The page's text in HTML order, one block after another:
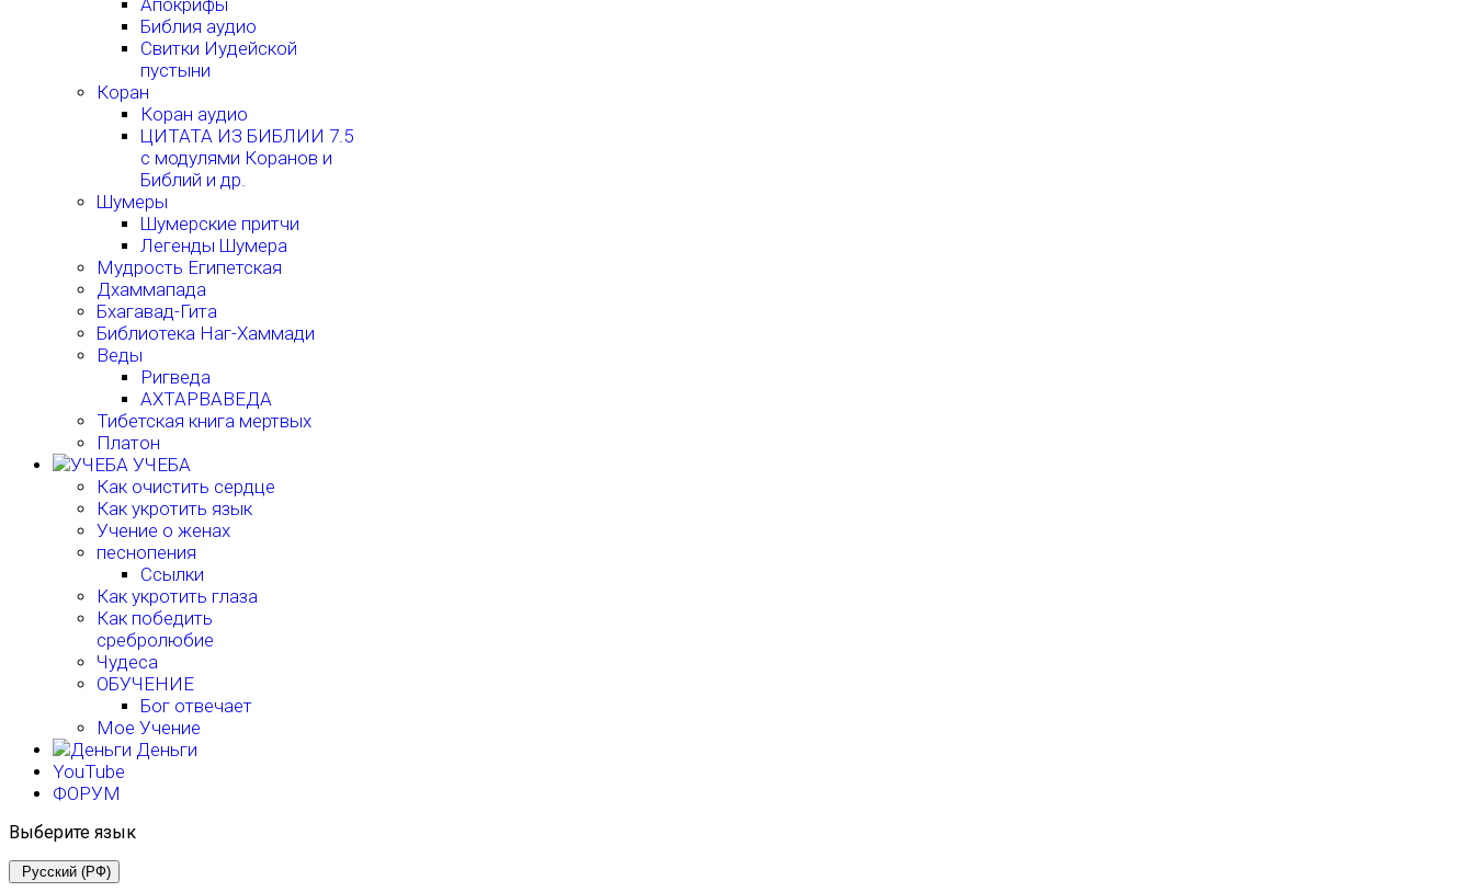
Апокрифы
Библия аудио
Свитки Иудейской
пустыни
Коран
Коран аудио
ЦИТАТА ИЗ БИБЛИИ 7.5
с модулями Коранов и
Библий и др.
Шумеры
Шумерские притчи
Легенды Шумера
Мудрость Египетская
Дхаммапада
Бхагавад-Гита
Библиотека Наг-Хаммади
Веды
Ригведа
АХТАРВАВЕДА
Тибетская книга мертвых
Платон
УЧЕБА
Как очистить сердце
Как укротить язык
Учение о женах
песнопения
Ссылки
Как укротить глаза
Как победить
сребролюбие
Чудеса
ОБУЧЕНИЕ
Бог отвечает
Мое Учение
Деньги
YouTube
ФОРУМ
Выберите язык
Русский (РФ)